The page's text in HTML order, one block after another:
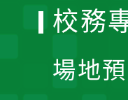
校務
場地